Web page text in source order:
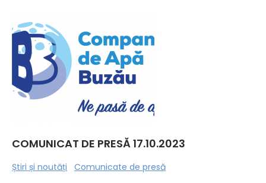
COMUNICAT DE PRESĂ 17.10.2023
Știri și noutăți Comunicate de presă